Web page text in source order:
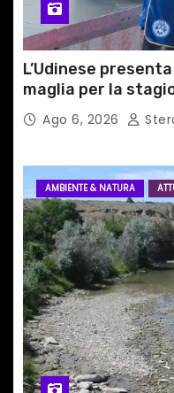
i
L’Udinese
maglia per la
Ago 6, 2026
AMBIENTE & NATURA